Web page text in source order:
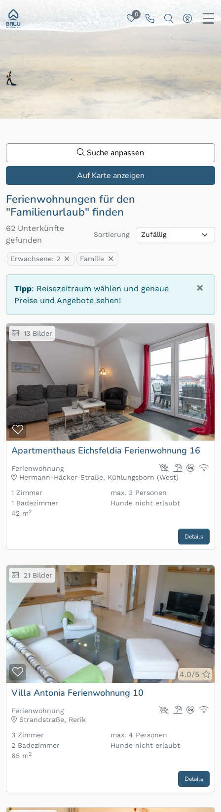
0
MerklisteRufen Sie uns
Nach
Zur☰
Suche anpassen
Auf Karte anzeigen
Ferienwohnungen für den
"Familienurlaub" finden
62 Unterkünfte
gefunden
Sortierung Sortierung
Erwachsene: 2 × Familie ×
×
Tipp: Reisezeitraum wählen und genaue
Preise und Angebote sehen!
13 Bilder
Zur Merkliste hinzufügen
Apartmenthaus Eichsfeldia Ferienwohnung 16
Ferienwohnung
Hermann-Häcker-Straße, Kühlungsborn (West)
1 Zimmer
1 Badezimmer
42 m2
max. 3 Personen
Hunde nicht erlaubt
Details
4.0/5
21 Bilder
Zur Merkliste hinzufügen
Villa Antonia Ferienwohnung 10
Ferienwohnung
Strandstraße, Rerik
3 Zimmer
2 Badezimmer
65 m2
max. 4 Personen
Hunde nicht erlaubt
Details